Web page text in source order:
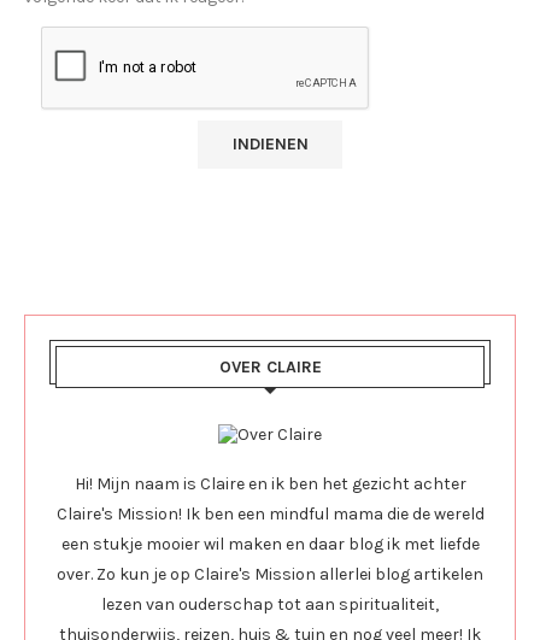
OVER CLAIRE
Hi! Mijn naam is Claire en ik ben het gezicht achter
Claire's Mission! Ik ben een mindful mama die de wereld
een stukje mooier wil maken en daar blog ik met liefde
over. Zo kun je op Claire's Mission allerlei blog artikelen
lezen van ouderschap tot aan spiritualiteit,
thuisonderwijs, reizen, huis & tuin en nog veel meer! Ik